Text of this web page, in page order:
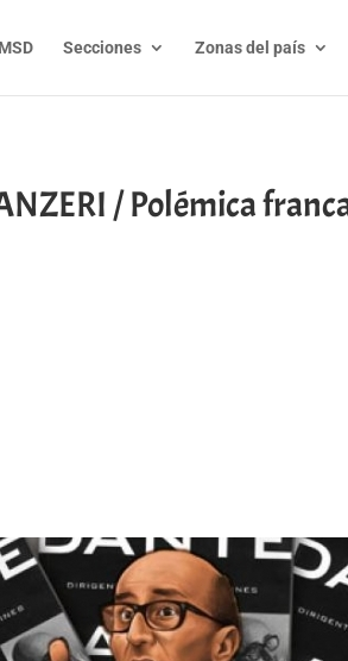
MSD Secciones Zonas del país
/ Polémica